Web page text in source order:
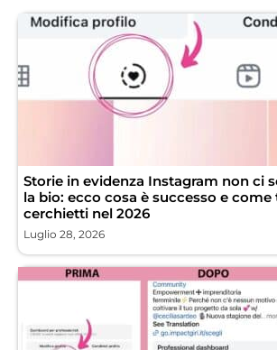
Storie in evidenza Instagram non ci
la bio: ecco cosa è successo e come
cerchietti nel 2026
Luglio 28, 2026